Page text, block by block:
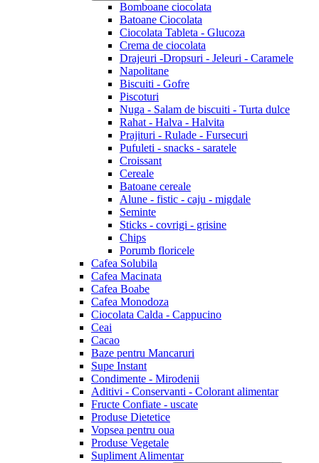
Bomboane ciocolata
Batoane Ciocolata
Ciocolata Tableta - Glucoza
Crema de ciocolata
Drajeuri -Dropsuri - Jeleuri - Caramele
Napolitane
Biscuiti - Gofre
Piscoturi
Nuga - Salam de biscuiti - Turta dulce
Rahat - Halva - Halvita
Prajituri - Rulade - Fursecuri
Pufuleti - snacks - saratele
Croissant
Cereale
Batoane cereale
Alune - fistic - caju - migdale
Seminte
Sticks - covrigi - grisine
Chips
Porumb floricele
Cafea Solubila
Cafea Macinata
Cafea Boabe
Cafea Monodoza
Ciocolata Calda - Cappucino
Ceai
Cacao
Baze pentru Mancaruri
Supe Instant
Condimente - Mirodenii
Aditivi - Conservanti - Colorant alimentar
Fructe Confiate - uscate
Produse Dietetice
Vopsea pentru oua
Produse Vegetale
Supliment Alimentar